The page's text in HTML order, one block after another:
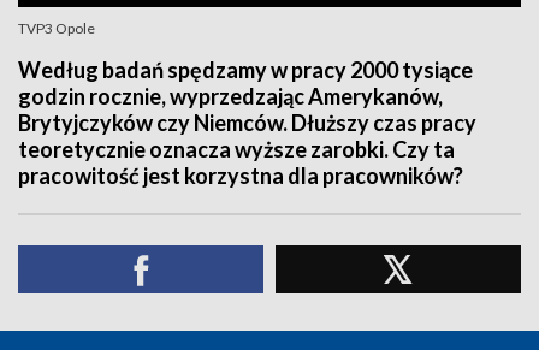
TVP3 Opole
Według badań spędzamy w pracy 2000 tysiące
godzin rocznie, wyprzedzając Amerykanów,
Brytyjczyków czy Niemców. Dłuższy czas pracy
teoretycznie oznacza wyższe zarobki. Czy ta
pracowitość jest korzystna dla pracowników?